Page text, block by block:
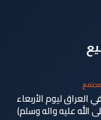
ليوم الأربعاء
الله عليه واله وسلم)